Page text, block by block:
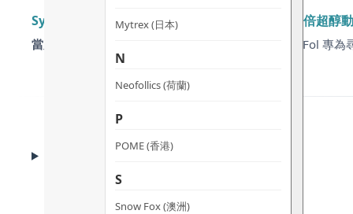
Mytrex (日本)
N
Neofollics (荷蘭)
P
POME (香港)
S
Snow Fox (澳洲)
Synergie Skin RetiFol 超醇4A煥活雙效精華 – 4倍超醇
當肌膚已適應入門級維他命 A，卻遇上停滯期？ RetiFol 專
CLINICAL EVIDENCE